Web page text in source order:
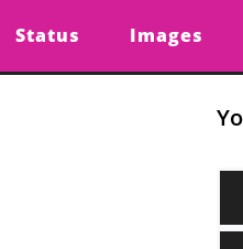
Status Images